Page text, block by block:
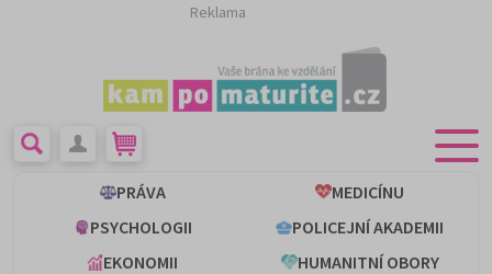
Reklama
PRÁVA
MEDICÍNU
PSYCHOLOGII
POLICEJNÍ AKADEMII
EKONOMII
HUMANITNÍ OBORY